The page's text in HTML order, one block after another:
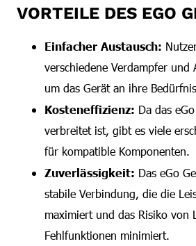
VORTEILE DES EGO
Einfacher Austausch:
verschiedene Verdampfer und
um das Gerät an ihre
Kosteneffizienz: Da das
verbreitet ist, gibt es viele
für kompatible Komponenten.
Zuverlässigkeit: Das eGo
stabile Verbindung, die die
maximiert und das Risiko von
Fehlfunktionen minimiert.